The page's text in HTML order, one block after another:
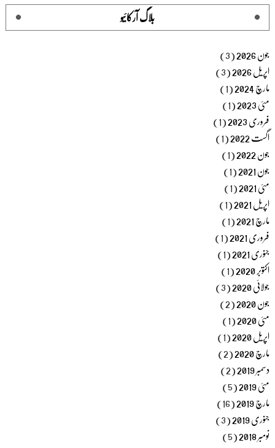
بلاگ آرکائیو
جون 2026 (3)
اپریل 2026 (3)
مارچ 2024 (1)
مئی 2023 (1)
فروری 2023 (1)
اگست 2022 (1)
جون 2022 (1)
جون 2021 (1)
مئی 2021 (1)
اپریل 2021 (1)
مارچ 2021 (1)
فروری 2021 (1)
جنوری 2021 (1)
اکتوبر 2020 (1)
جولائی 2020 (3)
جون 2020 (2)
مئی 2020 (1)
اپریل 2020 (1)
مارچ 2020 (2)
دسمبر 2019 (2)
مئی 2019 (5)
مارچ 2019 (16)
جنوری 2019 (3)
نومبر 2018 (5)